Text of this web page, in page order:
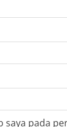
saya pada